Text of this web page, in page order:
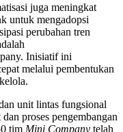
juga meningkat
untuk mengadopsi
perubahan tren
Inisiatif ini
melalui pembentukan
unit lintas fungsional
proses pengembangan
tim Mini Company telah